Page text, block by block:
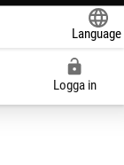
Language
Logga in